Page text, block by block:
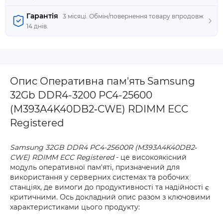
Гарантія
3 місяці. Обмін/повернення товару впродовж
14 днів.
Опис Оперативна пам'ять Samsung
32Gb DDR4-3200 PC4-25600
(M393A4K40DB2‐CWE) RDIMM ECC
Registered
Samsung 32GB DDR4 PC4-25600R (M393A4K40DB2‐
CWE) RDIMM ECC Registered- це високоякісний
модуль оперативної пам'яті, призначений для
використання у серверних системах та робочих
станціях, де вимоги до продуктивності та надійності є
критичними. Ось докладний опис разом з ключовими
характеристиками цього продукту: